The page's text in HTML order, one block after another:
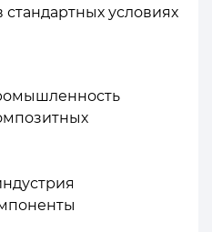
условиях